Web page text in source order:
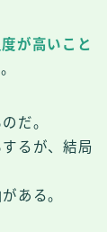
が高いこと
だ。
るが、結局
ある。